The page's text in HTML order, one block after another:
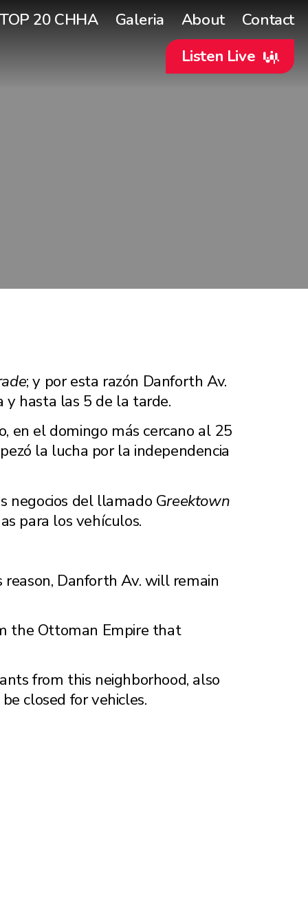
Listen Live
20 CHHA Galeria About Contact
; y por esta razón Danforth Av.
y hasta las 5 de la tarde.
en el domingo más cercano al 25
la lucha por la independencia
negocios del llamado Greektown
para los vehículos.
Danforth Av. will remain
the Ottoman Empire that
from this neighborhood, also
closed for vehicles.